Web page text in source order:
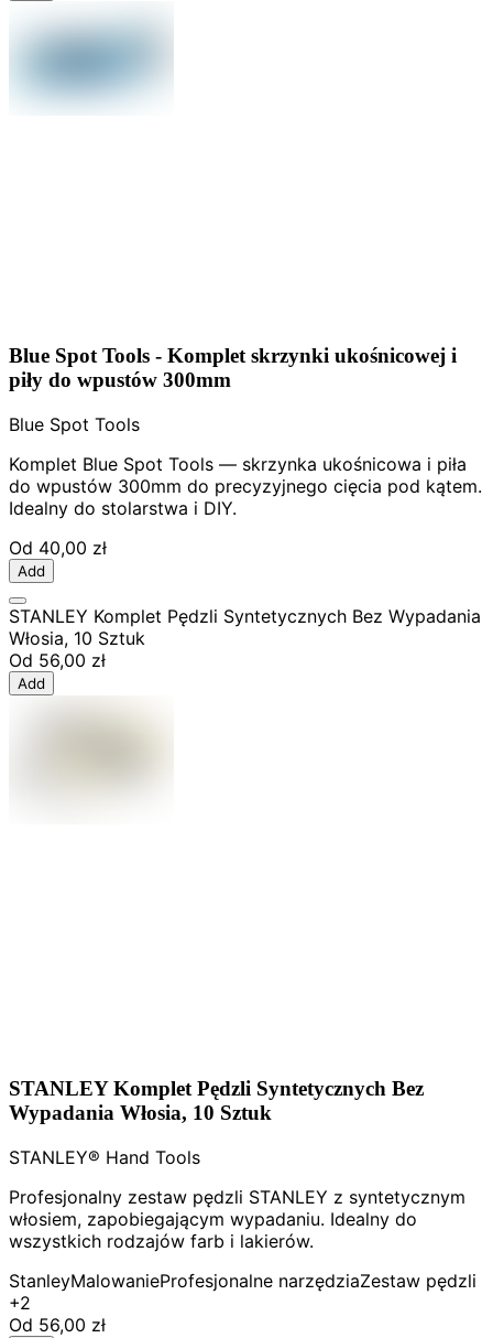
Blue Spot Tools - Komplet skrzynki ukośnicowej i
piły do wpustów 300mm
Blue Spot Tools
Komplet Blue Spot Tools — skrzynka ukośnicowa i piła
do wpustów 300mm do precyzyjnego cięcia pod kątem.
Idealny do stolarstwa i DIY.
Od 40,00 zł
Add
STANLEY Komplet Pędzli Syntetycznych Bez Wypadania
Włosia, 10 Sztuk
Od 56,00 zł
Add
STANLEY Komplet Pędzli Syntetycznych Bez
Wypadania Włosia, 10 Sztuk
STANLEY® Hand Tools
Profesjonalny zestaw pędzli STANLEY z syntetycznym
włosiem, zapobiegającym wypadaniu. Idealny do
wszystkich rodzajów farb i lakierów.
StanleyMalowanieProfesjonalne narzędziaZestaw pędzli
+2
Od 56,00 zł